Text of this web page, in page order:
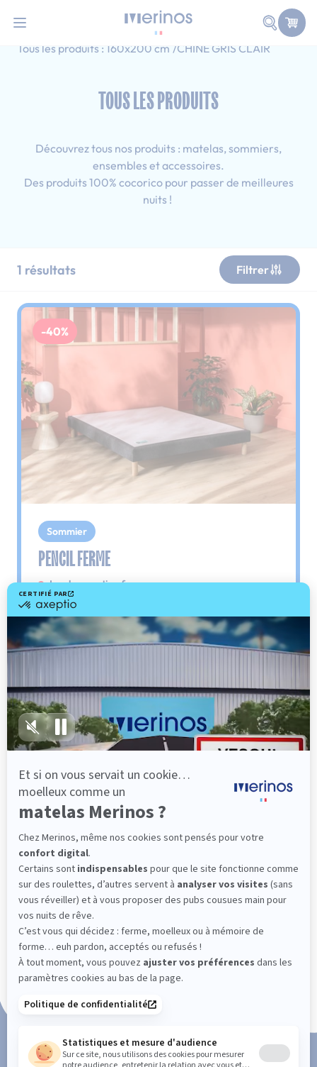
Faire
Accueil
Tous les produits : 14 cm
Tous les produits : 160x200 cm CHINE GRIS CLAIR
TOUS LES PRODUITS
Découvrez tous nos produits : matelas, sommiers,
ensembles et accessoires.
Des produits 100% cocorico pour passer de meilleures
nuits !
1 résultats Filtrer
-40%
Sommier
PENCIL FERME
Le plus : soutien ferme
Comme son nom l'indique, ce sommier est
toujours ferme sur la question du soutien.
Années après années, vous pouvez compter sur
lui, il ne vous laissera pas tomber.
Dès 260,40 €434,00 €
Découvrir
Fabrication Française
101 nuits d'essai*
Paiement en 3x ou 4x sans frais